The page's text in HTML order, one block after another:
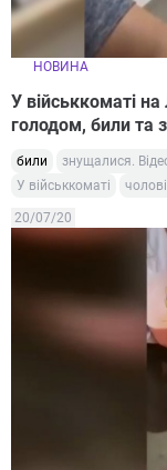
НОВИНА
У військкоматі
голодом, били та
били знущалися.
У військкоматі
20/07/20